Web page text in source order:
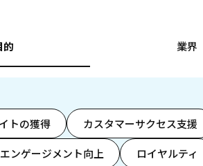
的 業界
トの獲得 カスタマーサクセス支援
エンゲージメント向上 ロイヤルティ